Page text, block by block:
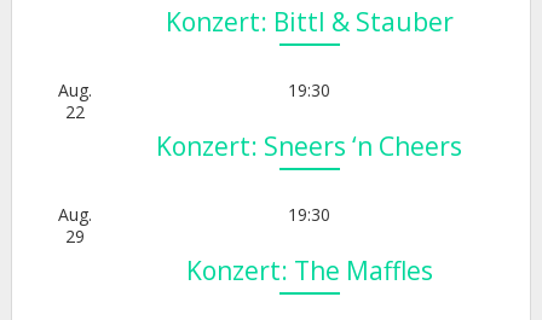
Konzert: Bittl & Stauber
Aug.
22
19:30
Konzert: Sneers ‘n Cheers
Aug.
29
19:30
Konzert: The Maffles